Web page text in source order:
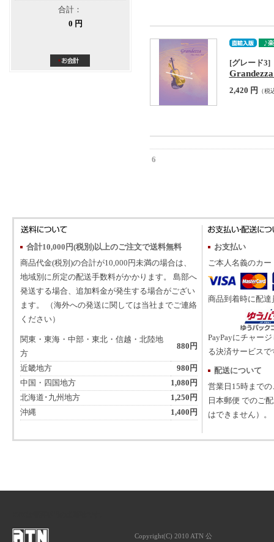
合計：
0 円
[グレード3]
2,420 円 （税
6
合計10,000円(税別)以上のご注文で送料無料
商品代金(税別)の合計が10,000円未満の場合は、
地域別に所定の配送手数料がかかります。 島部へ
発送する場合、追加料金が発生する場合がござい
ます。 （海外への発送に関しては当社までご連絡
ください）
関東・東海・中部・東北・信越・北陸地
方
880円
近畿地方
980円
中国・四国地方
1,080円
北海道･九州地方
1,250円
沖縄
1,400円
お支払い
ご本人名義のカ
商品到着時に配
PayPayにチャー
る決済サービスで
配送について
営業日15時まで
日本郵便 でのご
はできません）。
Copyright(C) 2010 ATN 公